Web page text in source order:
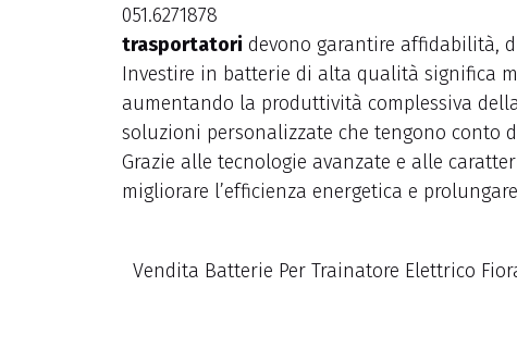
trasportatori devono garantire affidabilità,
Investire in batterie di alta qualità significa
aumentando la produttività complessiva
soluzioni personalizzate che tengono conto
Grazie alle tecnologie avanzate e alle
migliorare l’efficienza energetica e
Vendita Batterie Per Trainatore Elettrico